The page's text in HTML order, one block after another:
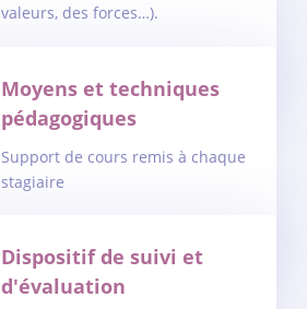
valeurs, des forces…).
Moyens et techniques
pédagogiques
Support de cours remis à chaque
stagiaire
Dispositif de suivi et
d'évaluation